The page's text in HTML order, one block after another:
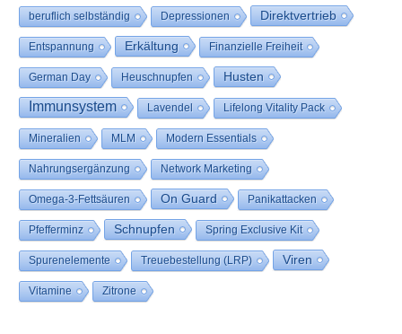
beruflich selbständig Depressionen Direktvertrieb
Entspannung Erkältung Finanzielle Freiheit
German Day Heuschnupfen Husten
Immunsystem Lavendel Lifelong Vitality Pack
Mineralien MLM Modern Essentials
Nahrungsergänzung Network Marketing
Omega-3-Fettsäuren On Guard Panikattacken
Pfefferminz Schnupfen Spring Exclusive Kit
Spurenelemente Treuebestellung (LRP) Viren
Vitamine Zitrone